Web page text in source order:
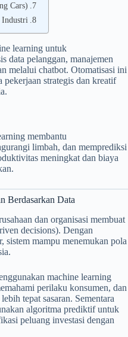
Cars)
Industri
learning untuk
data pelanggan, manajemen
melalui chatbot. Otomatisasi ini
strategis dan kreatif
membantu
limbah, dan memprediksi
meningkat dan biaya
Berdasarkan Data
dan organisasi membuat
decisions). Dengan
sistem mampu menemukan pola
machine learning
perilaku konsumen, dan
tepat sasaran. Sementara
algoritma prediktif untuk
peluang investasi dengan